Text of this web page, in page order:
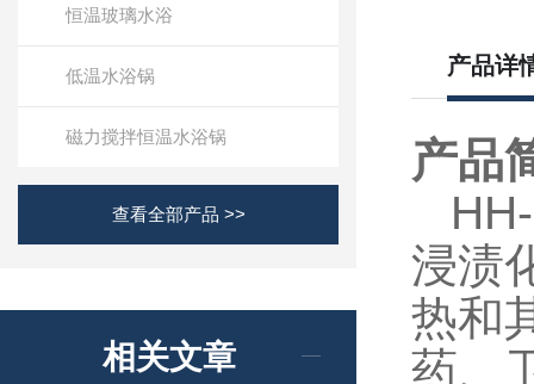
恒温玻璃水浴
低温水浴锅
磁力搅拌恒温水浴锅
查看全部产品 >>
相关文章
产品详
产品
浸渍
热和
药、